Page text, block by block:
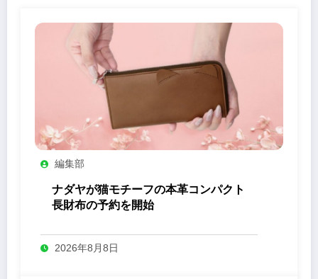
編集部
ナダヤが猫モチーフの本革コンパクト
長財布の予約を開始
2026年8月8日